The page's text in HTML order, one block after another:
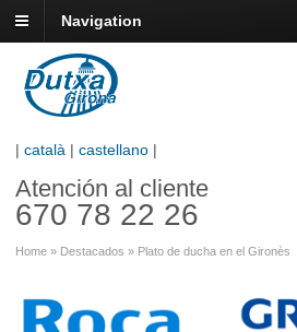
Navigation
| català | castellano |
Atención al cliente
670 78 22 26
Home » Destacados » Plato de ducha en el Gironès